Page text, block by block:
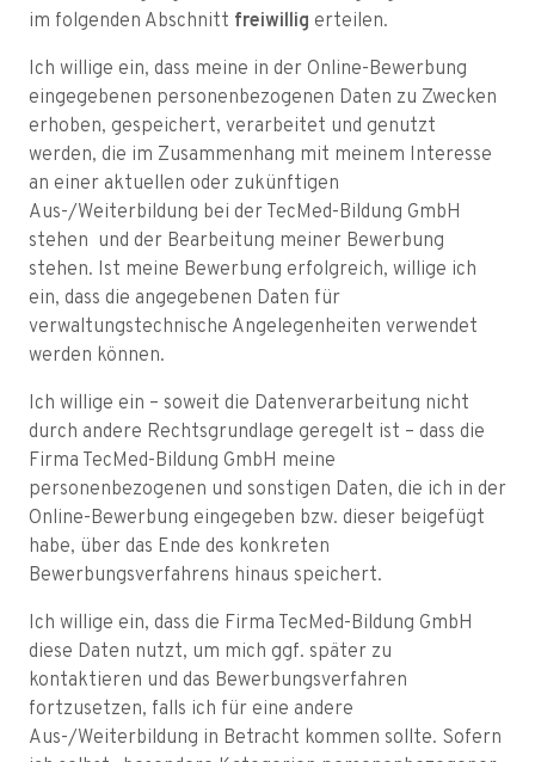
im folgenden Abschnitt freiwillig erteilen.
Ich willige ein, dass meine in der Online-Bewerbung
eingegebenen personenbezogenen Daten zu Zwecken
erhoben, gespeichert, verarbeitet und genutzt
werden, die im Zusammenhang mit meinem Interesse
an einer aktuellen oder zukünftigen
Aus-/Weiterbildung bei der TecMed-Bildung GmbH
stehen und der Bearbeitung meiner Bewerbung
stehen. Ist meine Bewerbung erfolgreich, willige ich
ein, dass die angegebenen Daten für
verwaltungstechnische Angelegenheiten verwendet
werden können.
Ich willige ein – soweit die Datenverarbeitung nicht
durch andere Rechtsgrundlage geregelt ist – dass die
Firma TecMed-Bildung GmbH meine
personenbezogenen und sonstigen Daten, die ich in der
Online-Bewerbung eingegeben bzw. dieser beigefügt
habe, über das Ende des konkreten
Bewerbungsverfahrens hinaus speichert.
Ich willige ein, dass die Firma TecMed-Bildung GmbH
diese Daten nutzt, um mich ggf. später zu
kontaktieren und das Bewerbungsverfahren
fortzusetzen, falls ich für eine andere
Aus-/Weiterbildung in Betracht kommen sollte. Sofern